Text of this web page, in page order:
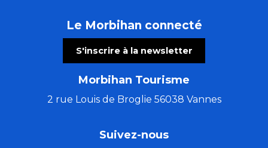
Le Morbihan connecté
S'inscrire à la newsletter
Morbihan Tourisme
2 rue Louis de Broglie 56038 Vannes
Suivez-nous